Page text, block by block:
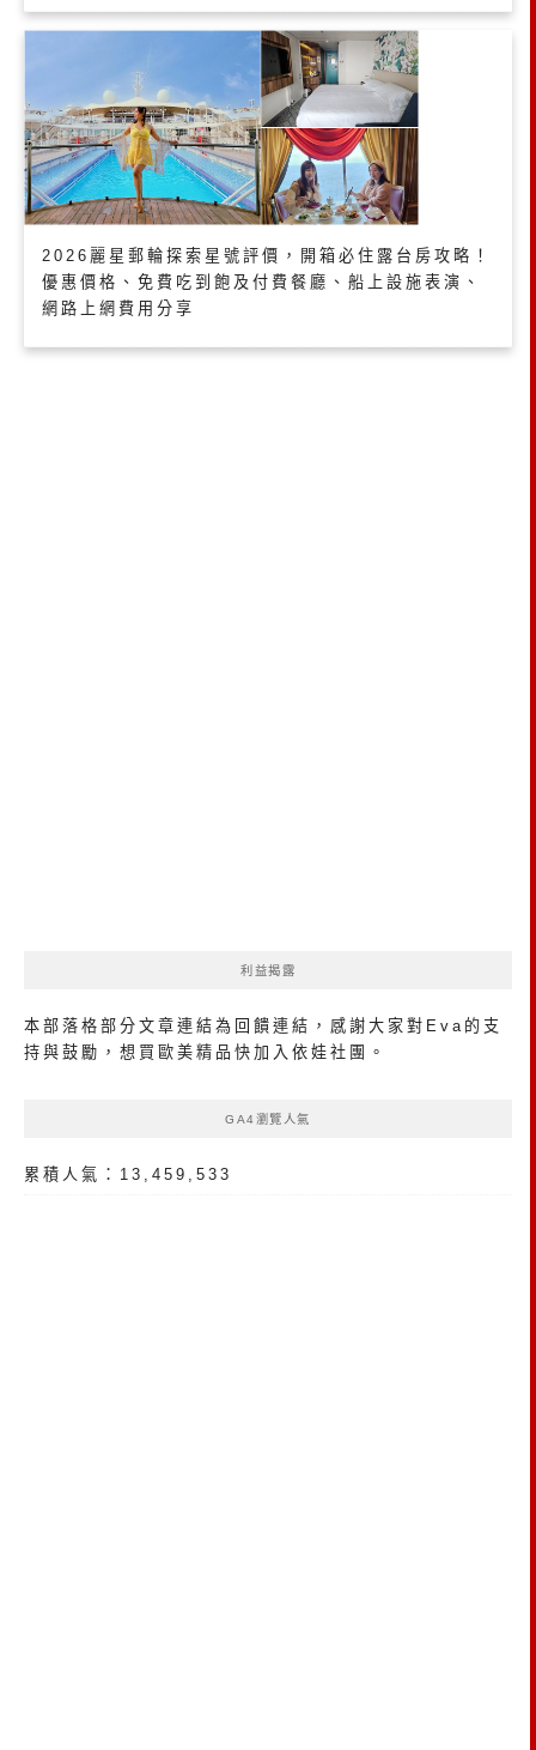
2026麗星郵輪探索星號評價，開箱必住露台房攻略！
優惠價格、免費吃到飽及付費餐廳、船上設施表演、
網路上網費用分享
利益揭露
本部落格部分文章連結為回饋連結，感謝大家對Eva的支
持與鼓勵，想買歐美精品 快加入依娃社團 。
GA4瀏覽人氣
累積人氣：13,459,533